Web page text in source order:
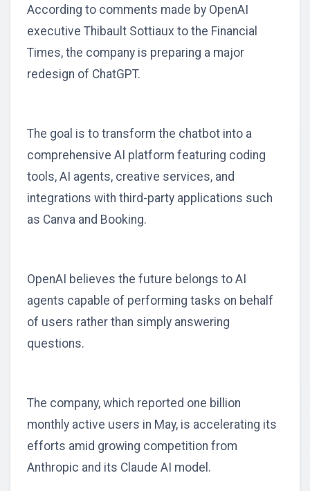
According to comments made by OpenAI
executive Thibault Sottiaux to the Financial
Times, the company is preparing a major
redesign of ChatGPT.
The goal is to transform the chatbot into a
comprehensive AI platform featuring coding
tools, AI agents, creative services, and
integrations with third-party applications such
as Canva and Booking.
OpenAI believes the future belongs to AI
agents capable of performing tasks on behalf
of users rather than simply answering
questions.
The company, which reported one billion
monthly active users in May, is accelerating its
efforts amid growing competition from
Anthropic and its Claude AI model.